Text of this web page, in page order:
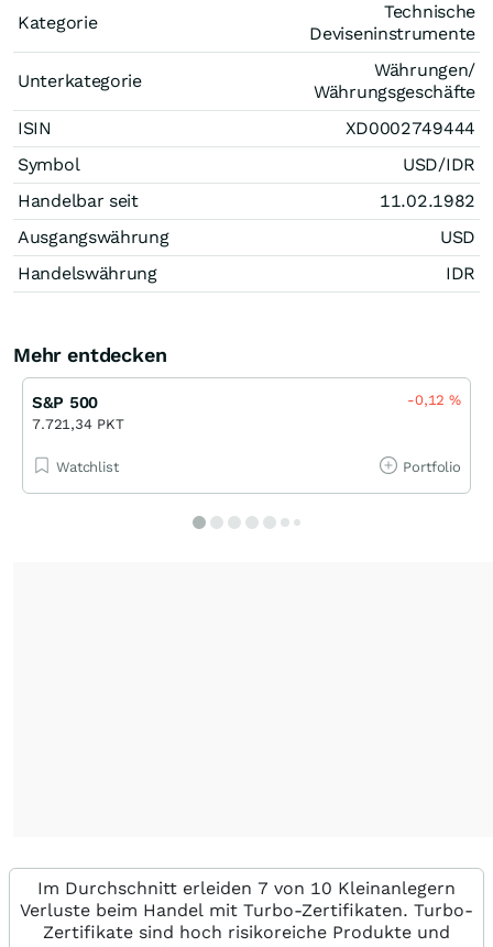
Kategorie
Technische
Deviseninstrumente
Unterkategorie
Währungen/
Währungsgeschäfte
ISIN
XD0002749444
Symbol
USD/IDR
Handelbar seit
11.02.1982
Ausgangswährung
USD
Handelswährung
IDR
Mehr entdecken
S&P 500
7.721,34 PKT
-0,12%
Watchlist Portfolio
Im Durchschnitt erleiden 7 von 10 Kleinanlegern
Verluste beim Handel mit Turbo-Zertifikaten. Turbo-
Zertifikate sind hoch risikoreiche Produkte und